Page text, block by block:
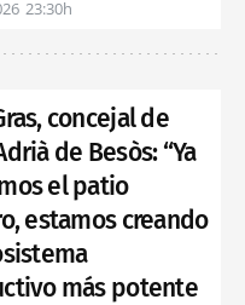
23:30h
concejal de
de Besòs: “Ya
el patio
estamos creando
más potente